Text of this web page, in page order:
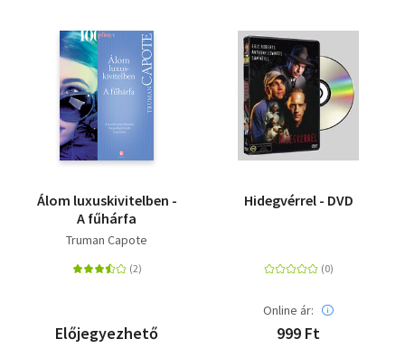
Álom luxuskivitelben -
A fűhárfa
Truman Capote
Előjegyezhető
Hidegvérrel - DVD
Online ár:
999 Ft